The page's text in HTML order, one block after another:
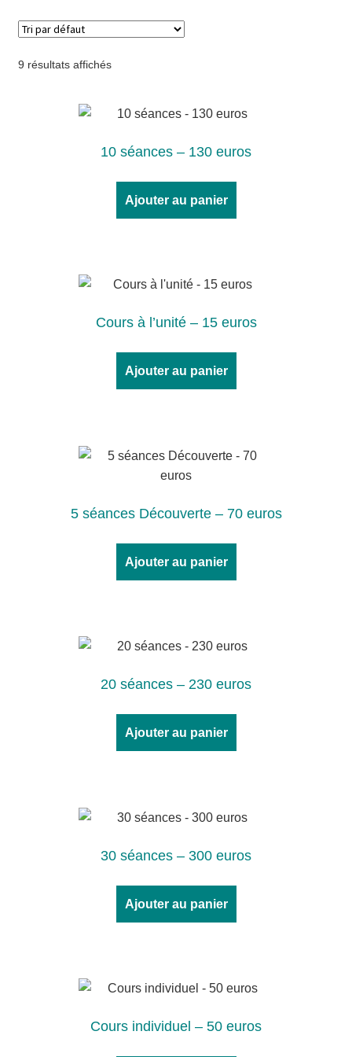
9 résultats affichés
10 séances – 130 euros
Ajouter au panier
Cours à l’unité – 15 euros
Ajouter au panier
5 séances Découverte – 70 euros
Ajouter au panier
20 séances – 230 euros
Ajouter au panier
30 séances – 300 euros
Ajouter au panier
Cours individuel – 50 euros